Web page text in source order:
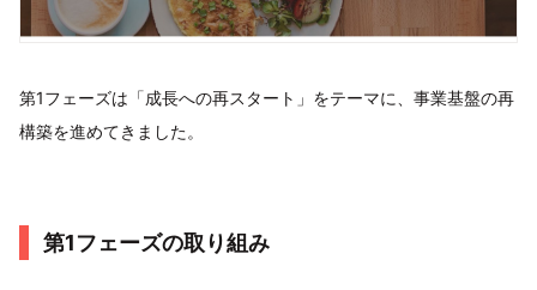
第1フェーズは「成長への再スタート」をテーマに、事業基盤の再
構築を進めてきました。
第1フェーズの取り組み